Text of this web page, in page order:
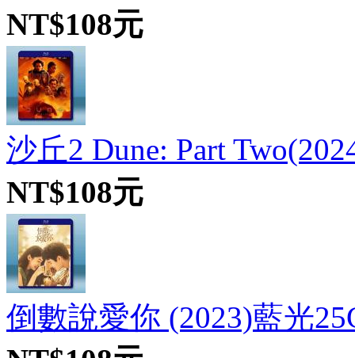
NT$108元
沙丘2 Dune: Part
NT$108元
倒數說愛你 (2023)藍光